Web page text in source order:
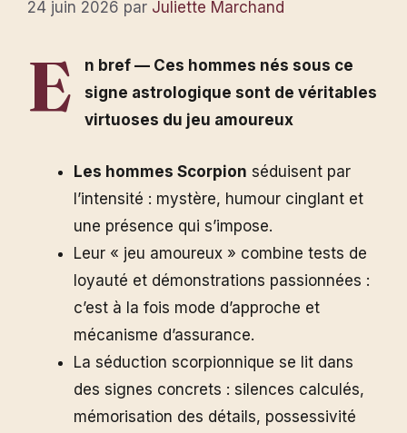
24 juin 2026 par Juliette Marchand
E
n bref — Ces hommes nés sous ce
signe astrologique sont de véritables
virtuoses du jeu amoureux
Les hommes Scorpion séduisent par
l’intensité : mystère, humour cinglant et
une présence qui s’impose.
Leur « jeu amoureux » combine tests de
loyauté et démonstrations passionnées :
c’est à la fois mode d’approche et
mécanisme d’assurance.
La séduction scorpionnique se lit dans
des signes concrets : silences calculés,
mémorisation des détails, possessivité